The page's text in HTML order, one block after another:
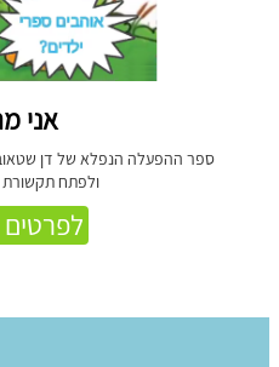
אני
ספר ההפעלה הנפלא של דן
ולפתח תקשורת
לפרטים